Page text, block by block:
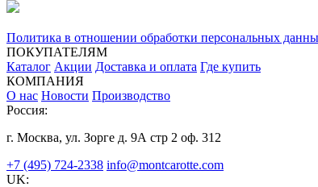
Политика в отношении обработки персональных
ПОКУПАТЕЛЯМ
Каталог Акции Доставка и оплата Где купить
КОМПАНИЯ
О нас Новости Производство
Россия:
г. Москва, ул. Зорге д. 9А стр 2 оф. 312
+7 (495) 724-2338 info@montcarotte.com
UK: